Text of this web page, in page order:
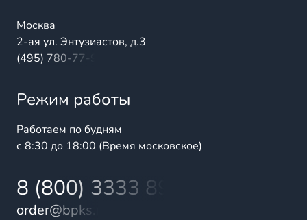
Москва
2-ая ул. Энтузиастов, д.3
(495) 780-77-98
Режим работы
Работаем по будням
с 8:30 до 18:00 (Время московское)
8 (800) 3333 899
order@bpks.ru